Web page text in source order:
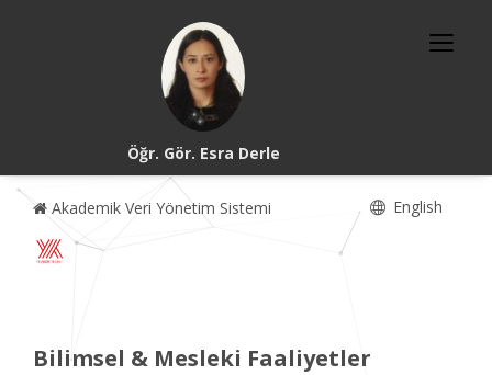
Öğr. Gör. Esra Derle
Akademik Veri Yönetim Sistemi English
Bilimsel & Mesleki Faaliyetler